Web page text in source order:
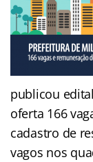
publicou
oferta 166
cadastro de
vagos nos